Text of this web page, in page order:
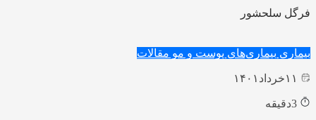
فرگل سلحشور
بیماری بیماری‌های پوست و مو مقالات
خرداد ۱۴۰۱
دقیقه